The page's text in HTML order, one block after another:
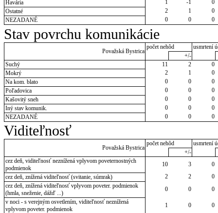
Havária 1 -1
0
Ostatné
2 1
0
NEZADANÉ
0 0 0
Stav povrchu komunikácie
Považská Bystrica
počet nehôd
usmrtení
+/-
Suchý
11 2
0
Mokrý
2 1
0
Na kom. blato
0 0
0
Poľadovica
0 0
0
Kašovitý sneh
0 0
0
Iný stav komunik.
0 0
0
NEZADANÉ
0 0 0
Viditeľnosť
Považská Bystrica
počet nehôd
usmrtení
+/-
cez deň, viditeľnosť neznížená vplyvom poveternostných
podmienok
10 3
0
cez deň, znížená viditeľnosť (svitanie, súmrak)
2 2
0
cez deň, znížená viditeľnosť vplyvom poveter. podmienok
(hmla, sneženie, dážď ...)
0 0
0
v noci - s verejným osvetlením, viditeľnosť neznížená
vplyvom poveter. podmienok
1 0
0